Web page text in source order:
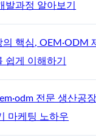
발과정 알아보기
핵심, OEM·ODM
쉽게 이해하기
전문 생산공
마케팅 노하우